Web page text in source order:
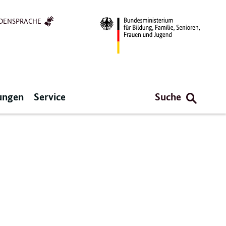
Service Suche